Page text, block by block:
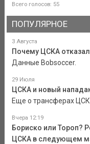
Всего голосов: 55
ПОПУЛЯРНОЕ
3 Августа
Почему ЦСКА
Данные Bobsoccer.
29 Июля
ЦСКА и новый
Еще о трансферах
Вчера 12:19
Бориско или Тороп?
ЦСКА в следующем